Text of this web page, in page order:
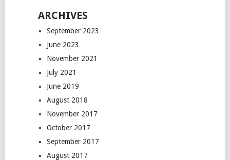
ARCHIVES
September 2023
June 2023
November 2021
July 2021
June 2019
August 2018
November 2017
October 2017
September 2017
August 2017